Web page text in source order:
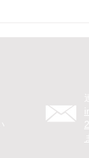
ント マジ